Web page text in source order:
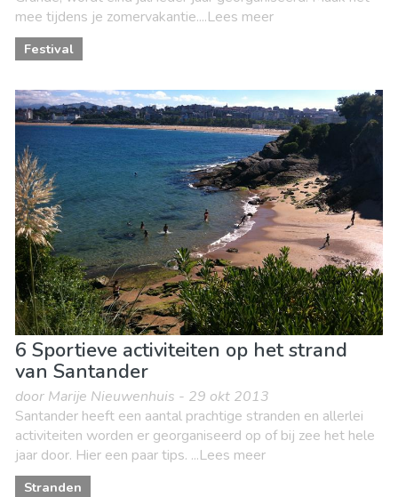
mee tijdens je zomervakantie....Lees meer
Festival
6 Sportieve activiteiten op het strand
van Santander
door Marije Nieuwenhuis - 29 okt 2013
Santander heeft een aantal prachtige stranden en allerlei
activiteiten worden er georganiseerd op of bij zee het hele
jaar door. Hier een paar tips. ...Lees meer
Stranden